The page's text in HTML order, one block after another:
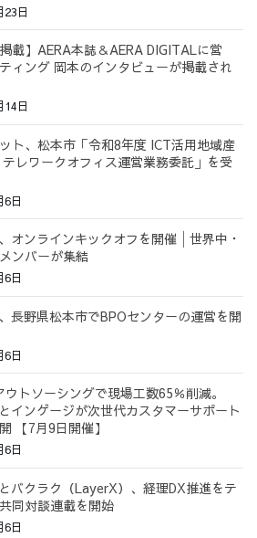
23日
載】AERA本誌＆AERA DIGITALに営
ィング 岡本のインタビューが掲載され
14日
ト、松本市「令和8年度 ICT活用地域産
レワークオフィス運営業務委託」を受
6日
オンラインキックオフを開催│世界中・
ンバーが集結
6日
長野県松本市でBPOセンターの運営を開
6日
トソーシングで現場工数65％削減。
インゲージが次世代カスタマーサポート
【7月9日開催】
6日
バクラク（LayerX）、経理DX推進をテ
同対談連載を開始
6日